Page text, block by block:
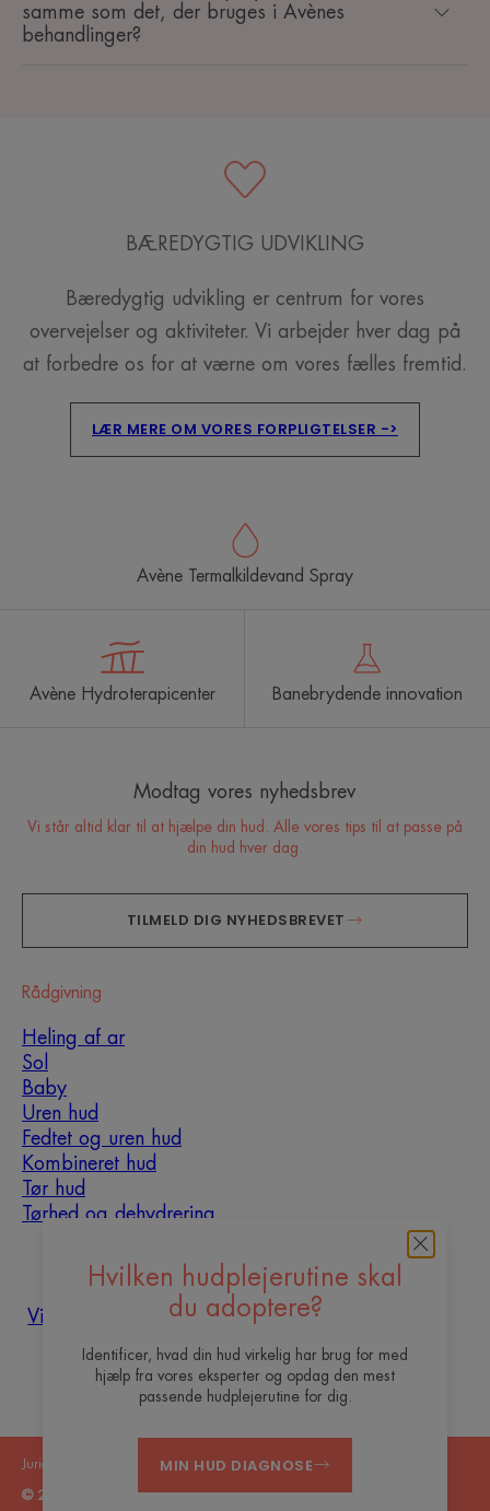
samme som det, der bruges i Avènes
behandlinger?
BÆREDYGTIG UDVIKLING
Bæredygtig udvikling er centrum for vores
overvejelser og aktiviteter. Vi arbejder hver dag på
at forbedre os for at værne om vores fælles fremtid.
LÆR MERE OM VORES FORPLIGTELSER ->
Hvilken hudplejerutine skal
du adoptere?
Identificer, hvad din hud virkelig har brug for med
hjælp fra vores eksperter og opdag den mest
passende hudplejerutine for dig.
MIN HUD DIAGNOSE
Avène Termalkildevand Spray
Avène Hydroterapicenter Banebrydende innovation
Modtag vores nyhedsbrev
Vi står altid klar til at hjælpe din hud. Alle vores tips til at passe på
din hud hver dag.
TILMELD DIG NYHEDSBREVET
Rådgivning
Heling af ar
Sol
Baby
Uren hud
Fedtet og uren hud
Kombineret hud
Tør hud
Tørhed og dehydrering
Om os
Vil du være vores content
Kontakt
Juridiske meddelelser Fortrolighedspolitik Cookie - indstillinger
© 2026 Eau Thermale Avène